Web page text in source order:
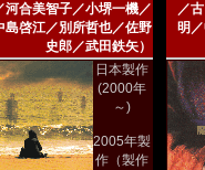
河合美智子／小堺一機／
島啓江／別所哲也／佐野
史郎／武田鉄矢）
日本製作
(2000年
～)
2005年製
作（製作
／
明